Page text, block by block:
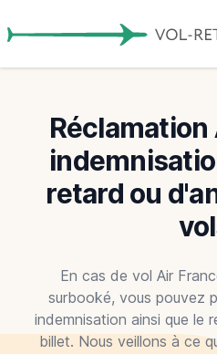
Réclamation
retard ou
En cas de vol Air
surbooké, vous pouvez
indemnisation ainsi que le
billet. Nous veillons à ce